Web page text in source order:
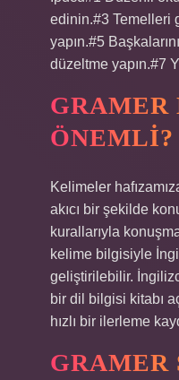
edinin.#3 Temelleri
yapın.#5
düzeltme yapın.#7
GRAMER
ÖNEMLI?
Kelimeler
akıcı bir şekilde
kurallarıyla
kelime bilgisiyle
geliştirilebilir.
bir dil bilgisi kitabı
hızlı bir ilerleme
GRAMER